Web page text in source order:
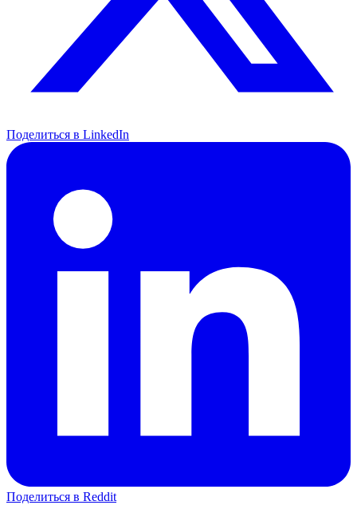
Поделиться в LinkedIn
Поделиться в Reddit